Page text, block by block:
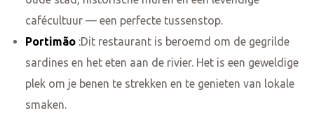
cafécultuur — een perfecte tussenstop.
Portimão:Dit restaurant is beroemd om de gegrilde
sardines en het eten aan de rivier. Het is een geweldige
plek om je benen te strekken en te genieten van lokale
smaken.